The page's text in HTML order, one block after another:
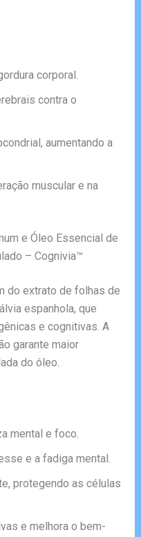
corporal.
contra o
aumentando a
muscular e na
e Óleo Essencial de
– Cognivia™
do extrato de folhas de
espanhola, que
e cognitivas. A
garante maior
do óleo.
mental e foco.
e a fadiga mental.
protegendo as células
e melhora o bem-